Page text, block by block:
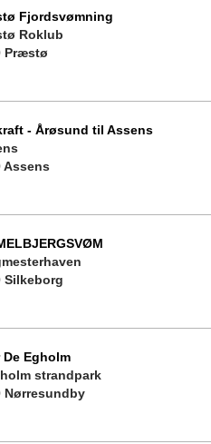
Fjordsvømning
Roklub
Præstø
- Årøsund til Assens
Assens
Silkeborg
De Egholm
strandpark
Nørresundby